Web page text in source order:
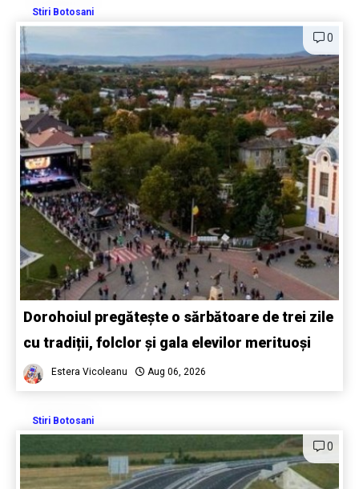
Stiri Botosani
0
Dorohoiul pregătește o sărbătoare de trei zile
cu tradiții, folclor și gala elevilor merituoși
Estera Vicoleanu Aug 06, 2026
Stiri Botosani
0